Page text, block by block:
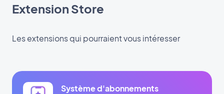
Extension Store
Les extensions qui pourraient vous intéresser
Système d'abonnements